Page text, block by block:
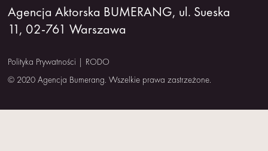
NAS
Agencja Aktorska BUMERANG, ul. Sueska
11, 02-761 Warszawa
Polityka Prywatności | RODO
© 2020 Agencja Bumerang. Wszelkie prawa zastrzeżone.